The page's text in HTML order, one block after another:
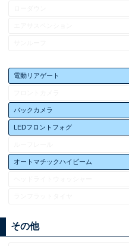
電動リアゲート
バックカメラ
LEDフロントフォグ
オートマチックハイビーム
その他